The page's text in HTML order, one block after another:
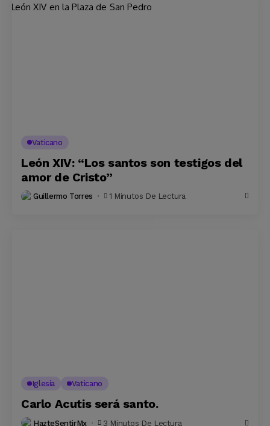
Vaticano
León XIV: “Los santos son testigos del
amor de Cristo”
Guillermo Torres 1 Minutos De Lectura
Iglesía Vaticano
Carlo Acutis será santo.
HazteSentirMx 3 Minutos De Lectura